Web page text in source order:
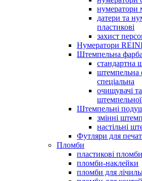
нумератори
датери та
пластикові
захист
Нумератори
Штемпельна фарба
стандартна
штемпельна
спеціальна
очищувачі
Штемпельні
змінні
настільні
Футляри для
Пломби
пластикові пломби
пломби-наклейки
пломби для